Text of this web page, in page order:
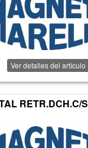
Ver detalles del artículo
RETR.DCH.C/